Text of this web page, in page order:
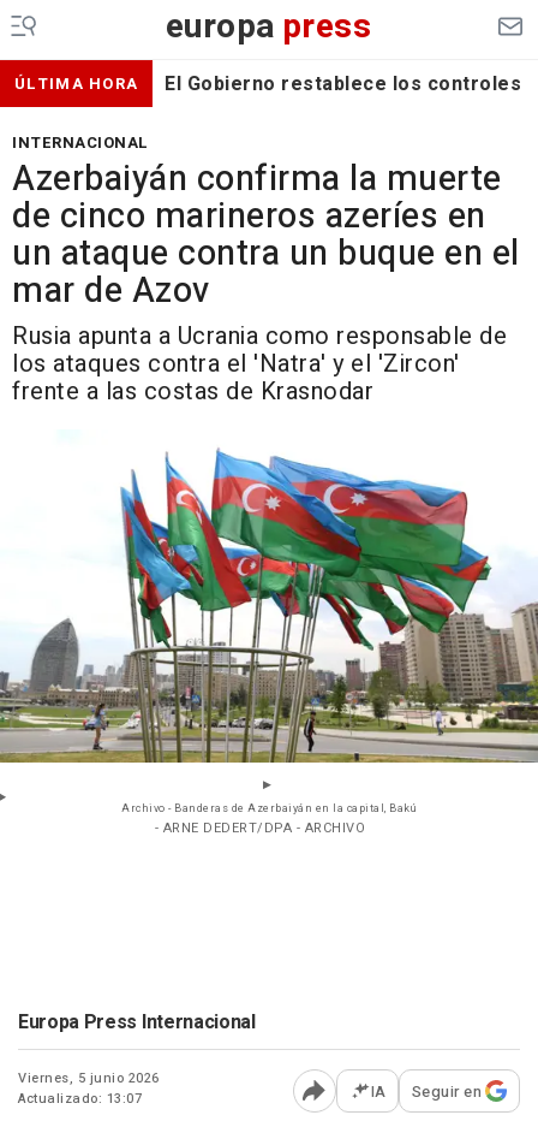
europa press
ÚLTIMA HORA El Gobierno restablece los
INTERNACIONAL
Azerbaiyán confirma la muerte
de cinco marineros azeríes en
un ataque contra un buque en el
mar de Azov
Rusia apunta a Ucrania como responsable de
los ataques contra el 'Natra' y el 'Zircon'
frente a las costas de Krasnodar
Archivo - Banderas de Azerbaiyán en la capital, Bakú
- ARNE DEDERT/DPA - ARCHIVO
Europa Press Internacional
Viernes, 5 junio 2026
Actualizado: 13:07
Abrir opciones para
IA Seguir en